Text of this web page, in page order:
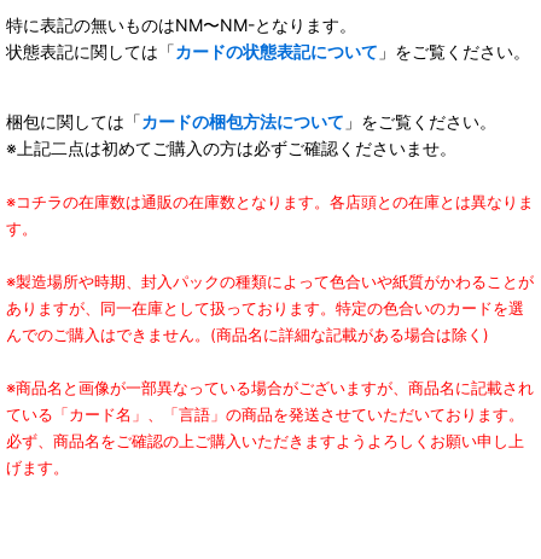
特に表記の無いものはNM〜NM-となります。
状態表記に関しては「カードの状態表記について 」をご覧ください。
梱包に関しては「カードの梱包方法について 」をご覧ください。
※上記二点は初めてご購入の方は必ずご確認くださいませ。
※コチラの在庫数は通販の在庫数となります。各店頭との在庫とは異なりま
す。
※製造場所や時期、封入パックの種類によって色合いや紙質がかわることが
ありますが、同一在庫として扱っております。特定の色合いのカードを選
んでのご購入はできません。(商品名に詳細な記載がある場合は除く)
※商品名と画像が一部異なっている場合がございますが、商品名に記載され
ている「カード名」、「言語」の商品を発送させていただいております。
必ず、商品名をご確認の上ご購入いただきますようよろしくお願い申し上
げます。